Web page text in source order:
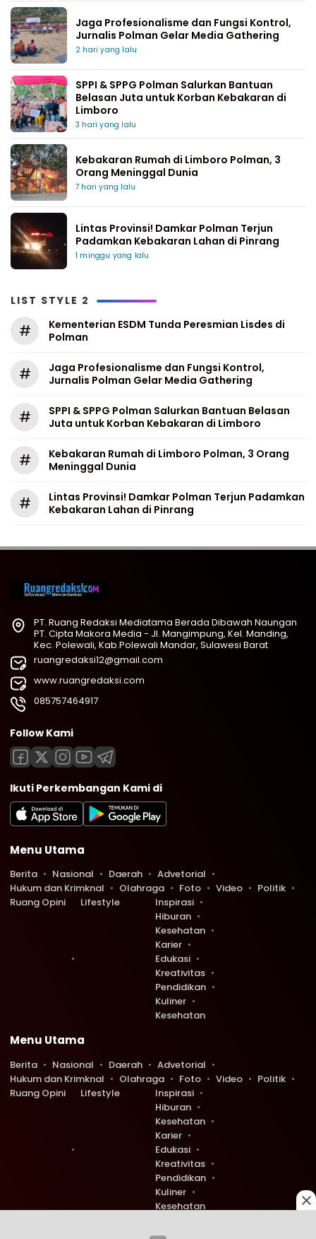
Jaga Profesionalisme dan Fungsi Kontrol,
Jurnalis Polman Gelar Media Gathering
2 hari yang lalu
SPPI & SPPG Polman Salurkan Bantuan
Belasan Juta untuk Korban Kebakaran di
Limboro
3 hari yang lalu
Kebakaran Rumah di Limboro Polman, 3
Orang Meninggal Dunia
7 hari yang lalu
Lintas Provinsi! Damkar Polman Terjun
Padamkan Kebakaran Lahan di Pinrang
1 minggu yang lalu
LIST STYLE 2
#
Kementerian ESDM Tunda Peresmian Lisdes di
Polman
#
Jaga Profesionalisme dan Fungsi Kontrol,
Jurnalis Polman Gelar Media Gathering
#
SPPI & SPPG Polman Salurkan Bantuan Belasan
Juta untuk Korban Kebakaran di Limboro
#
Kebakaran Rumah di Limboro Polman, 3 Orang
Meninggal Dunia
#
Lintas Provinsi! Damkar Polman Terjun Padamkan
Kebakaran Lahan di Pinrang
PT. Ruang Redaksi Mediatama Berada Dibawah Naungan
PT. Cipta Makora Media - Jl. Mangimpung, Kel. Manding,
Kec. Polewali, Kab.Polewali Mandar, Sulawesi Barat
ruangredaksi12@gmail.com
www.ruangredaksi.com
085757464917
Follow Kami
Ikuti Perkembangan Kami di
Menu Utama
Berita Nasional Daerah
Advetorial
Hukum dan Krimknal
Olahraga Foto Video
Politik
Ruang Opini
Lifestyle
Inspirasi
Hiburan
Kesehatan
Karier
Edukasi
Kreativitas
Pendidikan
Kuliner
Kesehatan
Menu Utama
Berita Nasional Daerah
Advetorial
Hukum dan Krimknal
Olahraga Foto Video
Politik
Ruang Opini
Lifestyle
Inspirasi
Hiburan
Kesehatan
Karier
Edukasi
Kreativitas
Pendidikan
Kuliner
Kesehatan